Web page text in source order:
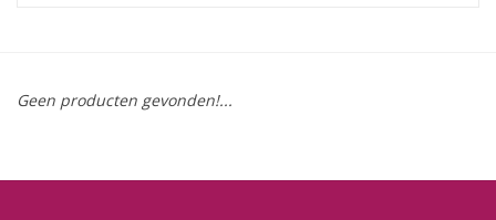
Geen producten gevonden!...